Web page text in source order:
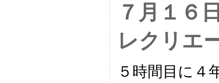
７月１６
レクリエ
５時間目に４